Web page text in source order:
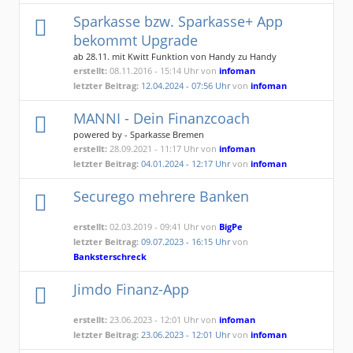
Sparkasse bzw. Sparkasse+ App
bekommt Upgrade
ab 28.11. mit Kwitt Funktion von Handy zu Handy
überweisen
erstellt: 08.11.2016 - 15:14 Uhr voninfoman
letzter Beitrag: 12.04.2024 - 07:56 Uhrvoninfoman
MANNI - Dein Finanzcoach
powered by - Sparkasse Bremen
erstellt: 28.09.2021 - 11:17 Uhr voninfoman
letzter Beitrag: 04.01.2024 - 12:17 Uhrvoninfoman
Securego mehrere Banken
erstellt: 02.03.2019 - 09:41 Uhr von BigPe
letzter Beitrag: 09.07.2023 - 16:15 Uhrvon
Banksterschreck
Jimdo Finanz-App
erstellt: 23.06.2023 - 12:01 Uhr voninfoman
letzter Beitrag: 23.06.2023 - 12:01 Uhrvoninfoman